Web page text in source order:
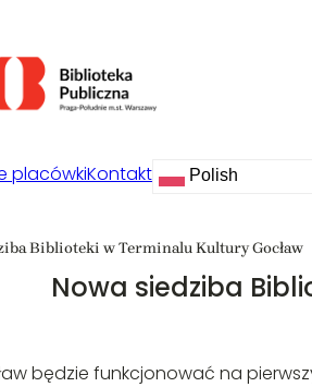
placówkiKontakt Katalog książek
Polish
Biblioteki w Terminalu Kultury Gocław
Nowa siedziba
będzie funkcjonować na